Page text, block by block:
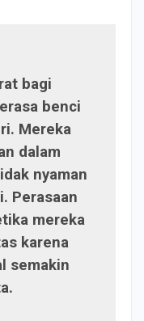
bagi
benci
Mereka
dalam
nyaman
Perasaan
mereka
karena
semakin